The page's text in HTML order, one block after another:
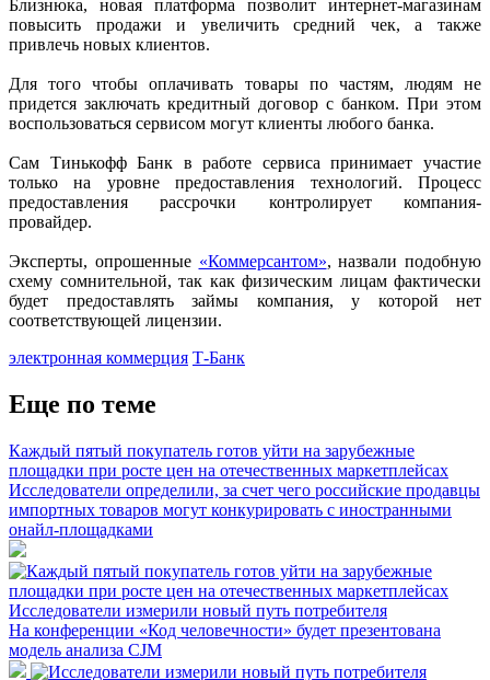
Близнюка, новая платформа позволит интернет-магазинам
повысить продажи и увеличить средний чек, а также
привлечь новых клиентов.
Для того чтобы оплачивать товары по частям, людям не
придется заключать кредитный договор с банком. При этом
воспользоваться сервисом могут клиенты любого банка.
Сам Тинькофф Банк в работе сервиса принимает участие
только на уровне предоставления технологий. Процесс
предоставления рассрочки контролирует компания-
провайдер.
Эксперты, опрошенные «Коммерсантом», назвали подобную
схему сомнительной, так как физическим лицам фактически
будет предоставлять займы компания, у которой нет
соответствующей лицензии.
электронная коммерция Т-Банк
Еще по теме
Каждый пятый покупатель готов уйти на зарубежные
площадки при росте цен на отечественных маркетплейсах
Исследователи определили, за счет чего российские продавцы
импортных товаров могут конкурировать с иностранными
онайл-площадками
Исследователи измерили новый путь потребителя
На конференции «Код человечности» будет презентована
модель анализа CJM